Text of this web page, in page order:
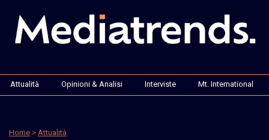
Attualità Opinioni & Analisi Interviste Mt. International
Home > Attualità